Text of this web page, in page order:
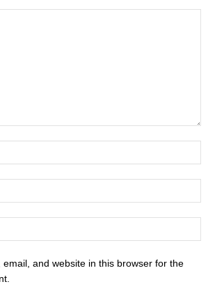
email, and website in this browser for the